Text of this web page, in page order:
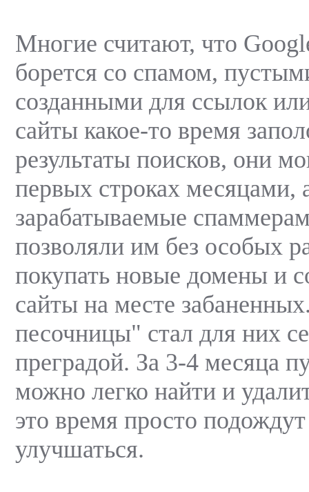
Многие считают, что
борется со спамом,
созданными для ссылок
сайты какое-то время
результаты поисков, они
первых строках месяцами,
зарабатываемые
позволяли им без особых
покупать новые домены и
сайты на месте
песочницы" стал для них
преградой. За 3-4 месяца
можно легко найти и
это время просто
улучшаться.